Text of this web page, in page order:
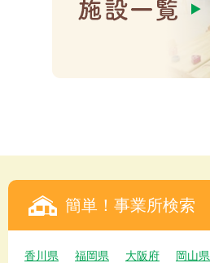
簡単！事業所検索
香川県 福岡県 大阪府 岡山県